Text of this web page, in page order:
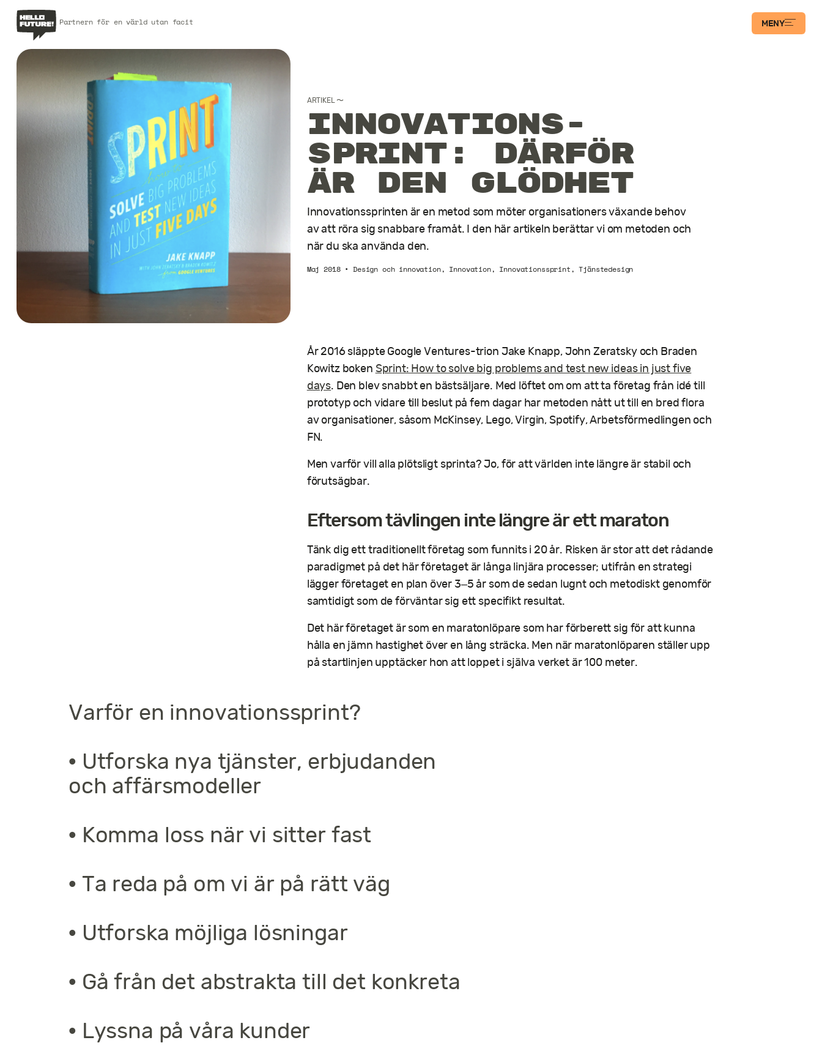
Partnern för en värld utan facit MENY
Kontakt
ARTIKEL〜
Innovations­
sprint: Därför
är den glödhet
Innovationssprinten är en metod som möter organisationers växande behov
av att röra sig snabbare framåt. I den här artikeln berättar vi om metoden och
när du ska använda den.
Maj 2018•Design och innovation, Innovation, Innovationssprint ,Tjänstedesign
År 2016 släppte Google Ventures-trion Jake Knapp, John Zeratsky och Braden
Kowitz boken Sprint: How to solve big problems and test new ideas in just five
days. Den blev snabbt en bästsäljare. Med löftet om om att ta företag från idé till
prototyp och vidare till beslut på fem dagar har metoden nått ut till en bred flora
av organisationer, såsom McKinsey, Lego, Virgin, Spotify, Arbetsförmedlingen och
FN.
Men varför vill alla plötsligt sprinta? Jo, för att världen inte längre är stabil och
förutsägbar.
Eftersom tävlingen inte längre är ett maraton
Tänk dig ett traditionellt företag som funnits i 20 år. Risken är stor att det rådande
paradigmet på det här företaget är långa linjära processer; utifrån en strategi
lägger företaget en plan över 3–5 år som de sedan lugnt och metodiskt genomför
samtidigt som de förväntar sig ett specifikt resultat.
Det här företaget är som en maratonlöpare som har förberett sig för att kunna
hålla en jämn hastighet över en lång sträcka. Men när maratonlöparen ställer upp
på startlinjen upptäcker hon att loppet i själva verket är 100 meter.
Varför en innovationssprint?
• Utforska nya tjänster, erbjudanden
och affärsmodeller
• Komma loss när vi sitter fast
• Ta reda på om vi är på rätt väg
• Utforska möjliga lösningar
• Gå från det abstrakta till det konkreta
• Lyssna på våra kunder